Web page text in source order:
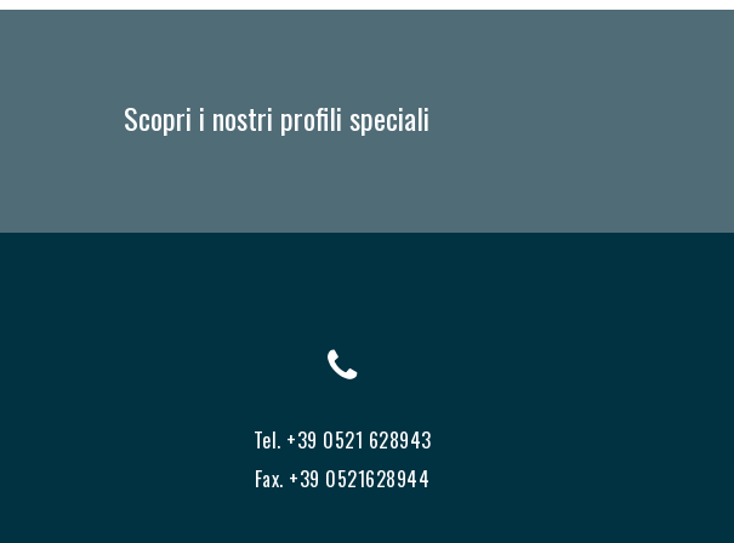
Scopri i nostri profili speciali
Tel. +39 0521 628943
Fax. +39 0521628944